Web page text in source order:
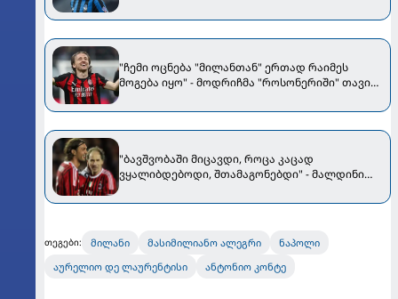
"ჩემი ოცნება "მილანთან" ერთად რაიმეს
მოგება იყო" - მოდრიჩმა "როსონერიში" თავის
"ბავშვობაში მიცავდი, როცა კაცად
ვყალიბდებოდი, შთამაგონებდი" - მალდინი
თეგები: მილანი მასიმილიანო ალეგრი
ნაპოლი
აურელიო დე ლაურენტისი
ანტონიო კონტე